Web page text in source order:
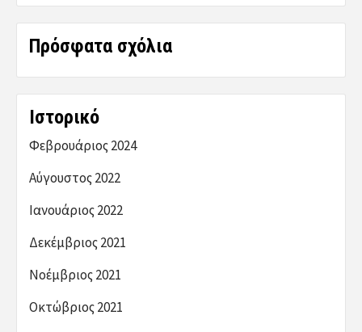
Πρόσφατα σχόλια
Ιστορικό
Φεβρουάριος 2024
Αύγουστος 2022
Ιανουάριος 2022
Δεκέμβριος 2021
Νοέμβριος 2021
Οκτώβριος 2021